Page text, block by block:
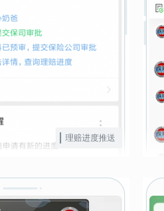
理赔进度推送